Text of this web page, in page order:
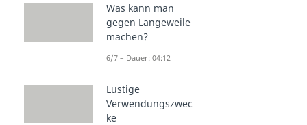
Was kann man
gegen Langeweile
machen?
6/7 – Dauer: 04:12
Lustige
Verwendungszwec
ke